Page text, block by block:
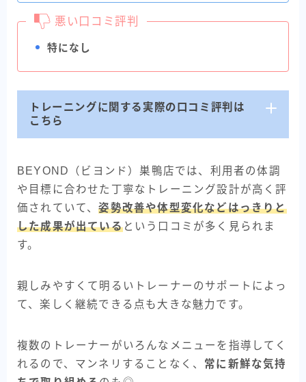
悪い口コミ評判
特になし
トレーニングに関する実際の口コミ評判は
こちら
BEYOND（ビヨンド）巣鴨店では、利用者の体調
や目標に合わせた丁寧なトレーニング設計が高く評
価されていて、姿勢改善や体型変化などはっきりと
した成果が出ているという口コミが多く見られま
す。
親しみやすくて明るいトレーナーのサポートによっ
て、楽しく継続できる点も大きな魅力です。
複数のトレーナーがいろんなメニューを指導してく
れるので、マンネリすることなく、 常に新鮮な気持